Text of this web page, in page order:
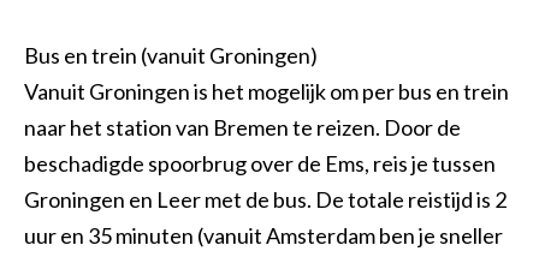
Bus en trein (vanuit Groningen)
Vanuit Groningen is het mogelijk om per bus en trein
naar het station van Bremen te reizen. Door de
beschadigde spoorbrug over de Ems, reis je tussen
Groningen en Leer met de bus. De totale reistijd is 2
uur en 35 minuten (vanuit Amsterdam ben je sneller